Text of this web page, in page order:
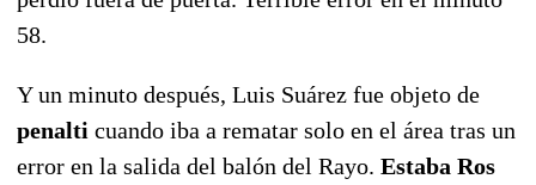
58.
Y un minuto después, Luis Suárez fue objeto de
penalti cuando iba a rematar solo en el área tras un
error en la salida del balón del Rayo. Estaba Ros